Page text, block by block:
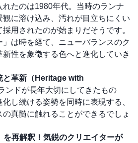
れたのは1980年代。当時のランナ
に溶け込み、汚れが目立ちにくい
用されたのが始まりだそうです。
」は時を経て、ニューバランスのク
性を象徴する色へと進化していき
と革新（Heritage with
ンドが長年大切にしてきたもの
し続ける姿勢を同時に表現する、
真髄に触れることができるでしょ
を再解釈！気鋭のクリエイターが